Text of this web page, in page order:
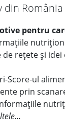
din România
pentru
de rețete și
Score-ul
prin